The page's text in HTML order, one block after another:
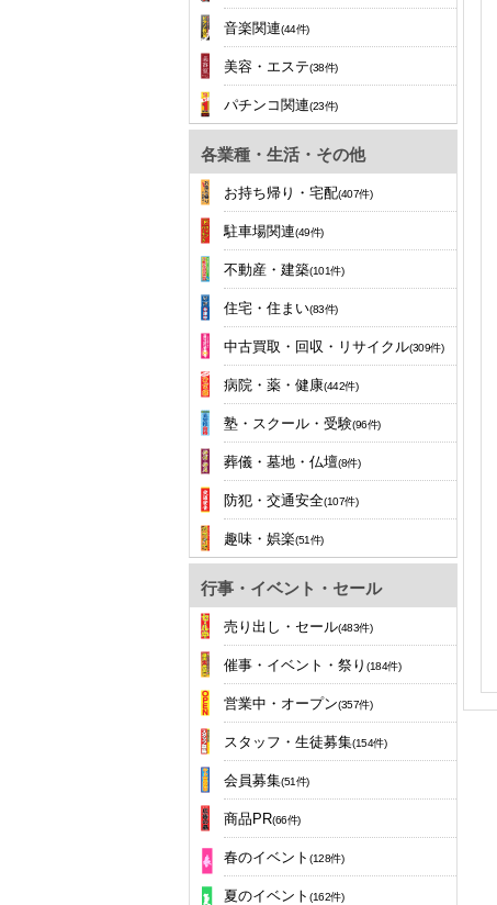
音楽関連(44件)
美容・エステ(38件)
パチンコ関連(23件)
各業種・生活・その他
お持ち帰り・宅配(407件)
駐車場関連(49件)
不動産・建築(101件)
住宅・住まい(83件)
中古買取・回収・リサイクル(309件)
病院・薬・健康(442件)
塾・スクール・受験(96件)
葬儀・墓地・仏壇(8件)
防犯・交通安全(107件)
趣味・娯楽(51件)
行事・イベント・セール
売り出し・セール(483件)
催事・イベント・祭り (184件)
営業中・オープン(357件)
スタッフ・生徒募集(154件)
会員募集(51件)
商品PR(66件)
春のイベント (128件)
夏のイベント (162件)